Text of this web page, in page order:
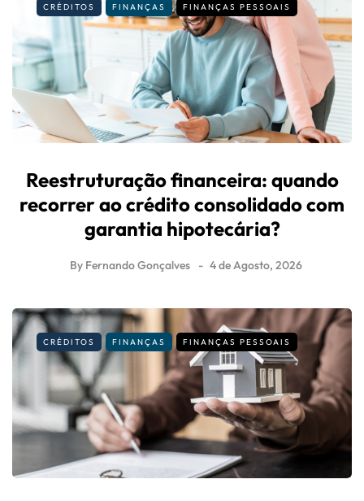
CRÉDITOS FINANÇAS FINANÇAS PESSOAIS
Reestruturação financeira: quando
recorrer ao crédito consolidado com
garantia hipotecária?
By Fernando Gonçalves 4 de Agosto, 2026
CRÉDITOS FINANÇAS FINANÇAS PESSOAIS